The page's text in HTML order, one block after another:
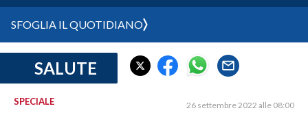
CRONACA SARDEGNA
SFOGLIA IL QUOTIDIANO
SALUTE
SPECIALE 26 settembre 2022 alle 08:00